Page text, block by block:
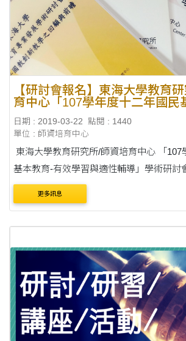
【研討會報名】東海大學教育
育中心「107學年度十二年國民
學習與適性輔導」學術研討會
日期 : 2019-03-22
點閱 : 1440
單位 : 師資培育中心
東海大學教育研究所/師資培育中心 「107
基本教育-有效學習與適性輔導」學術研討會 開始報
囉！！！ 1、本研討會邀請對象與人數： 邀請研究該議題之
學者專家、高中職教師、國民中小學教師....
更多訊息